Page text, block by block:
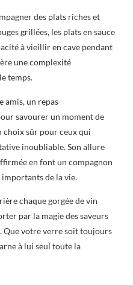
des plats riches et
grillées, les plats en sauce
à vieillir en cave pendant
une complexité
temps.
amis, un repas
savourer un moment de
choix sûr pour ceux qui
inoubliable. Son allure
en font un compagnon
de la vie.
chaque gorgée de vin
par la magie des saveurs
Que votre verre soit toujours
à lui seul toute la